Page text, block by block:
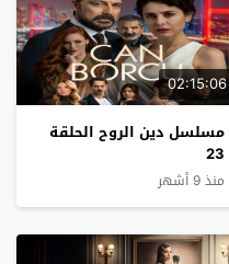
02:15:06
مسلسل دين الروح الحلقة
23
منذ 9 أشهر